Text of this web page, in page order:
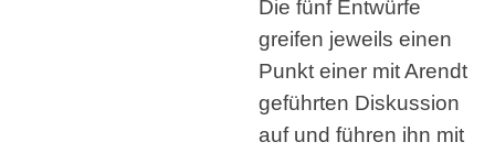
Die fünf Entwürfe
greifen jeweils einen
Punkt einer mit Arendt
geführten Diskussion
auf und führen ihn mit